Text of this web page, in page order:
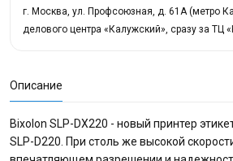
г. Москва, ул. Профсоюзная, д. 61А (метро
делового центра «Калужский», сразу за ТЦ
Описание
Bixolon SLP-DX220 - новый принтер
SLP-D220. При столь же высокой